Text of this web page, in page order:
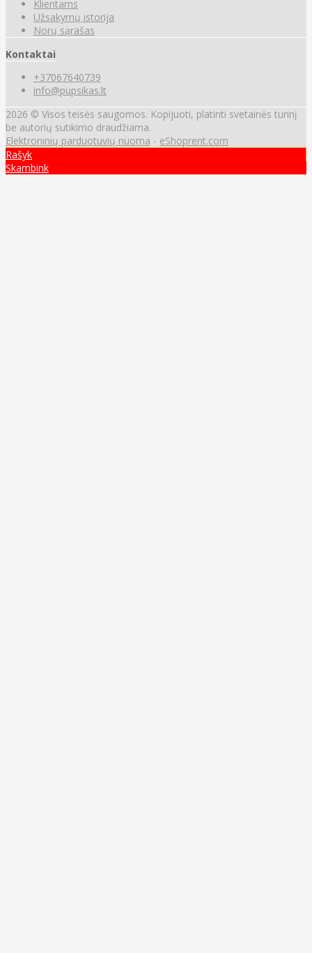
Klientams
Užsakymų istorija
Norų sąrašas
Kontaktai
+37067640739
info@pupsikas.lt
2026 © Visos teisės saugomos. Kopijuoti, platinti svetainės turinį
be autorių sutikimo draudžiama.
Elektroninių parduotuvių nuoma - eShoprent.com
Rašyk
Skambink